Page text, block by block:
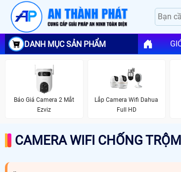
DANH MỤC SẢN PHẨM
Báo Giá Camera 2 Mắt
Ezviz
Lắp Camera Wifi Dahua
Full HD
CAMERA WIFI CHỐNG TRỘM